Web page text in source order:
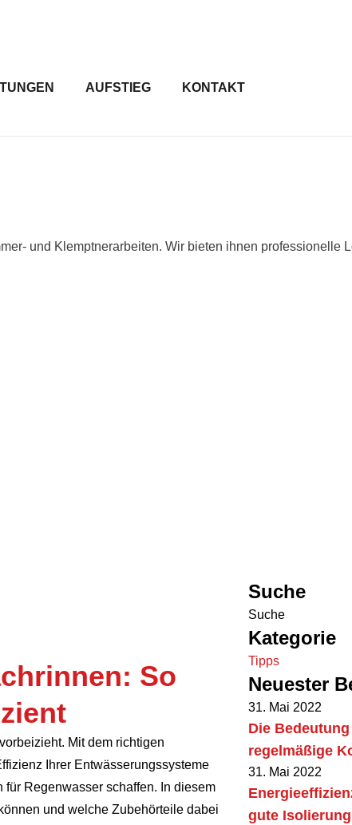
AUFSTIEG KONTAKT
und Klemptnerarbeiten. Wir bieten ihnen professionelle
So
Mit dem richtigen
Ihrer Entwässerungssysteme
Regenwasser schaffen. In diesem
und welche Zubehörteile dabei
Suche
Kategorie
Tipps
Neuester
31. Mai 2022
Die
regelmäßige
31. Mai 2022
gute